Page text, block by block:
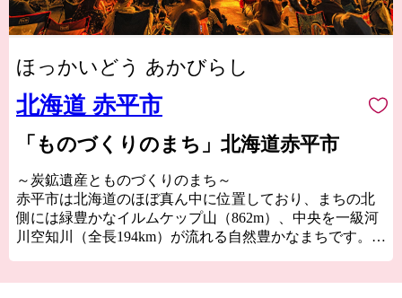
ほっかいどう あかびらし
北海道 赤平市
「ものづくりのまち」北海道赤平市
～炭鉱遺産とものづくりのまち～
赤平市は北海道のほぼ真ん中に位置しており、まちの北
側には緑豊かなイルムケップ山（862m）、中央を一級河
川空知川（全長194km）が流れる自然豊かなまちです。